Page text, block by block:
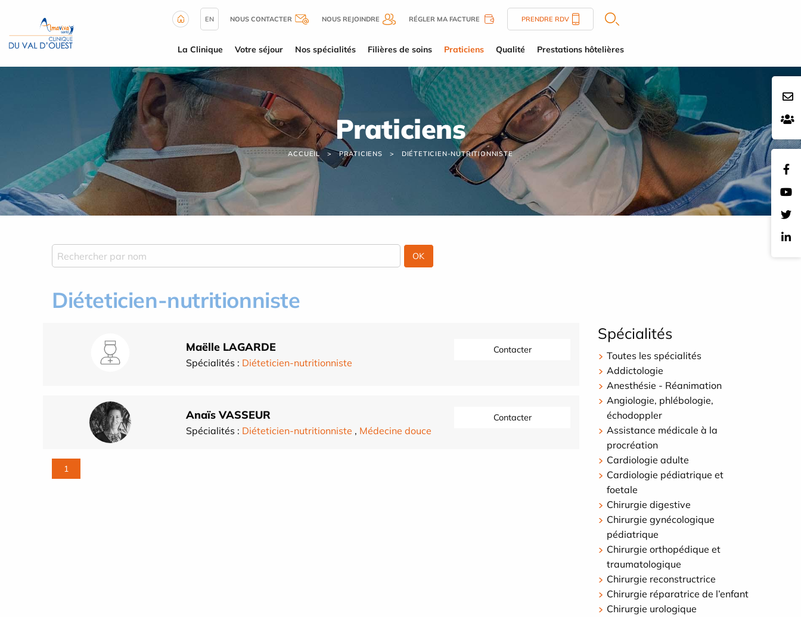
EN NOUS CONTACTER NOUS REJOINDRE RÉGLER MA FACTURE PRENDRE RDV
La Clinique Votre séjour Nos spécialités Filières de soins Praticiens Qualité Prestations hôtelières
Praticiens
ACCUEIL PRATICIENS DIÉTETICIEN-NUTRITIONNISTE
Diéteticien-nutritionniste
Maëlle LAGARDE
Spécialités : Diéteticien-nutritionniste
Contacter
Anaïs VASSEUR
Spécialités : Diéteticien-nutritionniste , Médecine douce
Contacter
1
Spécialités
Toutes les spécialités
Addictologie
Anesthésie - Réanimation
Angiologie, phlébologie,
échodoppler
Assistance médicale à la
procréation
Cardiologie adulte
Cardiologie pédiatrique et
foetale
Chirurgie digestive
Chirurgie gynécologique
pédiatrique
Chirurgie orthopédique et
traumatologique
Chirurgie reconstructrice
Chirurgie réparatrice de l’enfant
Chirurgie urologique